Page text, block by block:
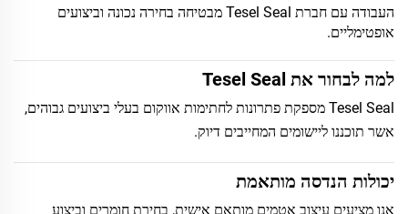
העבודה עם חברת Tesel Seal מבטיחה בחירה נכונה וביצועים
אופטימליים.
למה לבחור את Tesel Seal
Tesel Seal מספקת פתרונות לחתימות אווקום בעלי ביצועים גבוהים,
אשר תוכננו ליישומים המחייבים דיוק.
יכולות הנדסה מותאמת
אנו מציעים עיצוב אטמים מותאם אישית, בחירת חומרים וביצוע